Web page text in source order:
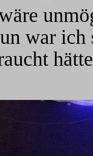
war ich